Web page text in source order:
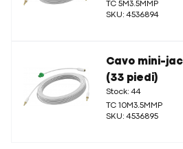
TC 5M3.5MMP
SKU: 4536894
Cavo mini-
(33 piedi)
Stock: 44
TC 10M3.5MMP
SKU: 4536895